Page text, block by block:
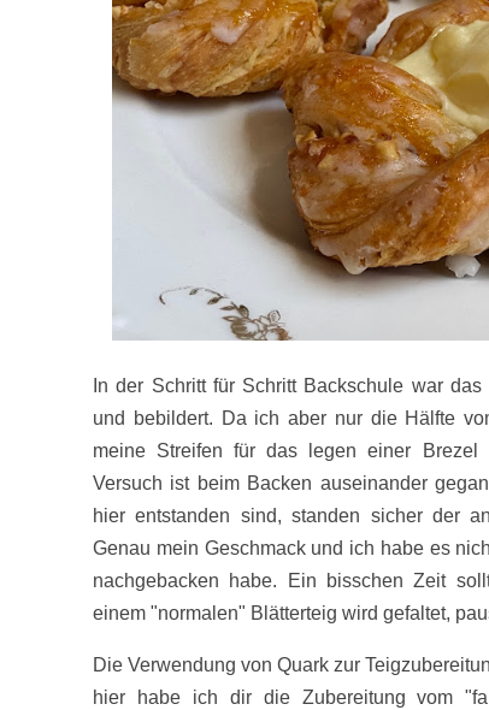
In der Schritt für Schritt Backschule war
und bebildert. Da ich aber nur die Hälfte
meine Streifen für das legen einer
Versuch ist beim Backen auseinander
hier entstanden sind, standen sicher der
Genau mein Geschmack und ich habe es
nachgebacken habe. Ein bisschen Zeit
einem "normalen" Blätterteig wird gefaltet,
Die Verwendung von Quark zur
hier habe ich dir die Zubereitung vom